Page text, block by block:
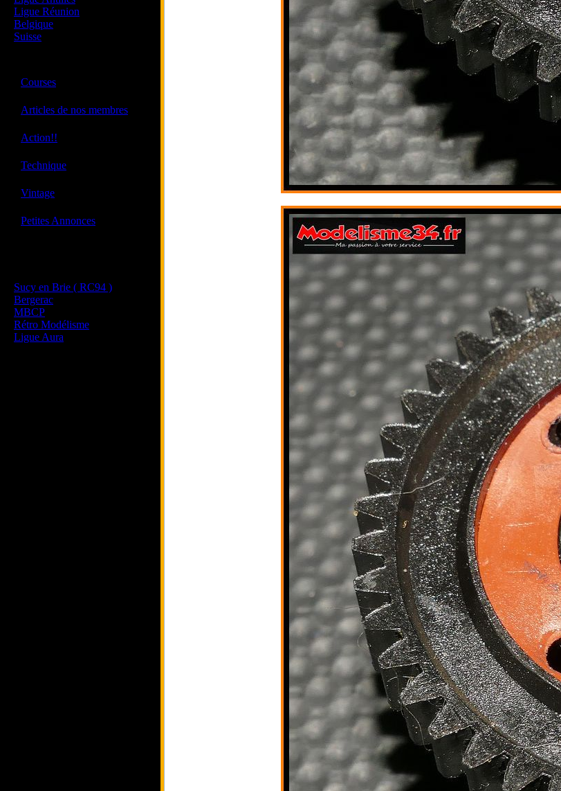
Ligue Réunion
Belgique
Suisse
Courses
Articles de nos membres
Action!!
Technique
Vintage
Petites Annonces
Sucy en Brie ( RC94 )
Bergerac
MBCP
Rétro Modélisme
Ligue Aura